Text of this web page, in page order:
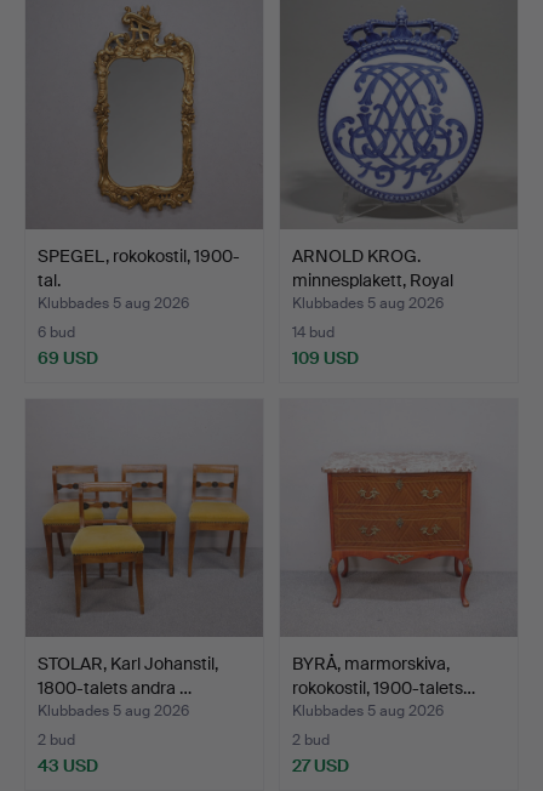
SPEGEL, rokokostil, 1900-
tal.
Klubbades 5 aug 2026
6 bud
69 USD
ARNOLD KROG.
minnesplakett, Royal
Copenhag…
Klubbades 5 aug 2026
14 bud
109 USD
STOLAR, Karl Johanstil,
1800-talets andra …
Klubbades 5 aug 2026
2 bud
43 USD
BYRÅ, marmorskiva,
rokokostil, 1900-talets…
Klubbades 5 aug 2026
2 bud
27 USD